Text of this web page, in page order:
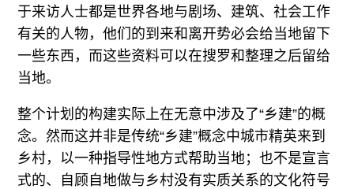
于来访人士都是世界各地与剧场、建筑、社会工作
有关的人物，他们的到来和离开势必会给当地留下
一些东西，而这些资料可以在搜罗和整理之后留给
当地。
整个计划的构建实际上在无意中涉及了“乡建”的概
念。然而这并非是传统“乡建”概念中城市精英来到
乡村，以一种指导性地方式帮助当地；也不是宣言
式的、自顾自地做与乡村没有实质关系的文化符号